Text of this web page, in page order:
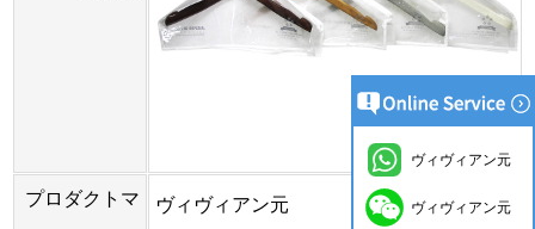
プロダクトマ
ヴィヴィアン元
ヴィヴィアン元
ヴィヴィアン元